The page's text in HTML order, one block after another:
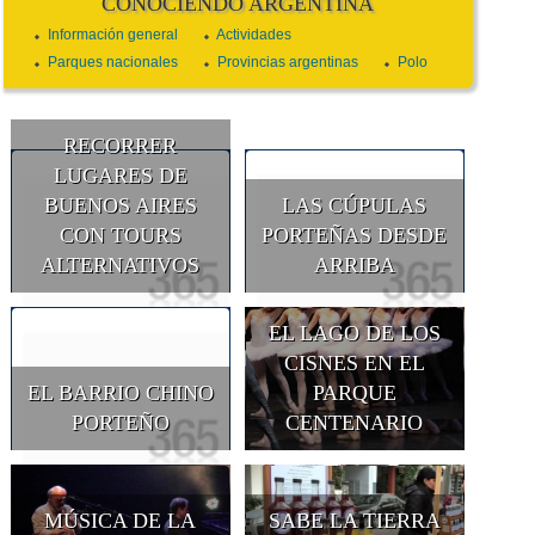
Información general
Actividades
Parques nacionales
Provincias argentinas Polo
RECORRER
LUGARES DE
BUENOS AIRES
CON TOURS
ALTERNATIVOS
LAS CÚPULAS
PORTEÑAS DESDE
ARRIBA
EL BARRIO CHINO
PORTEÑO
EL LAGO DE LOS
CISNES EN EL
PARQUE
CENTENARIO
MÚSICA DE LA
SABE LA TIERRA